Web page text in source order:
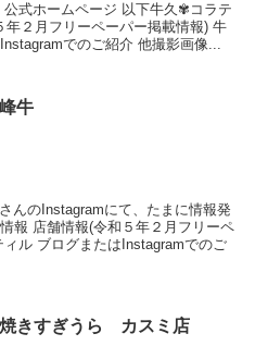
式ホームページ 以下牛久✾コラテ
年２月フリーペーパー掲載情報) 牛
でのご紹介 他撮影画像...
牛
んのInstagramにて、たまに情報発
報 店舗情報(令和５年２月フリーペ
ル ブログまたはInstagramでのご
きすぎうら カスミ店